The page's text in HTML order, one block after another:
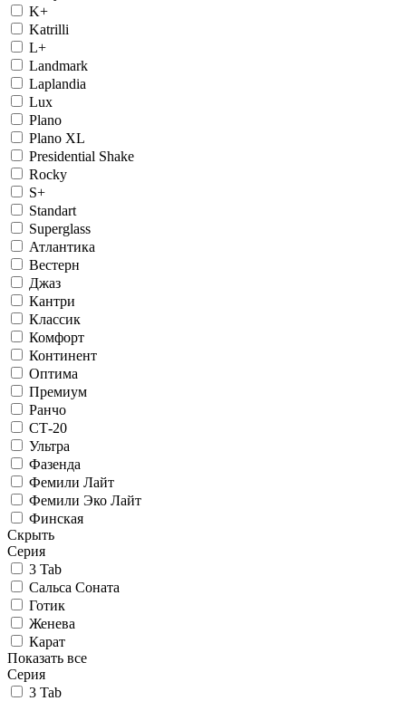
K+
Katrilli
L+
Landmark
Laplandia
Lux
Plano
Plano XL
Presidential Shake
Rocky
S+
Standart
Superglass
Атлантика
Вестерн
Джаз
Кантри
Классик
Комфорт
Континент
Оптима
Премиум
Ранчо
СТ-20
Ультра
Фазенда
Фемили Лайт
Фемили Эко Лайт
Финская
Скрыть
Серия
3 Tab
Сальса Соната
Готик
Женева
Карат
Показать все
Серия
3 Tab